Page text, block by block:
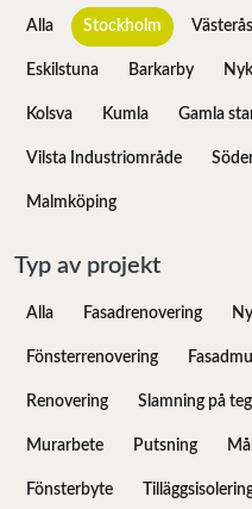
Alla Stockholm Västerås
Eskilstuna Barkarby
Kolsva Kumla Gamla
Vilsta Industriområde
Malmköping
Typ av projekt
Alla Fasadrenovering
Fönsterrenovering
Renovering Slamning på
Murarbete Putsning
Fönsterbyte